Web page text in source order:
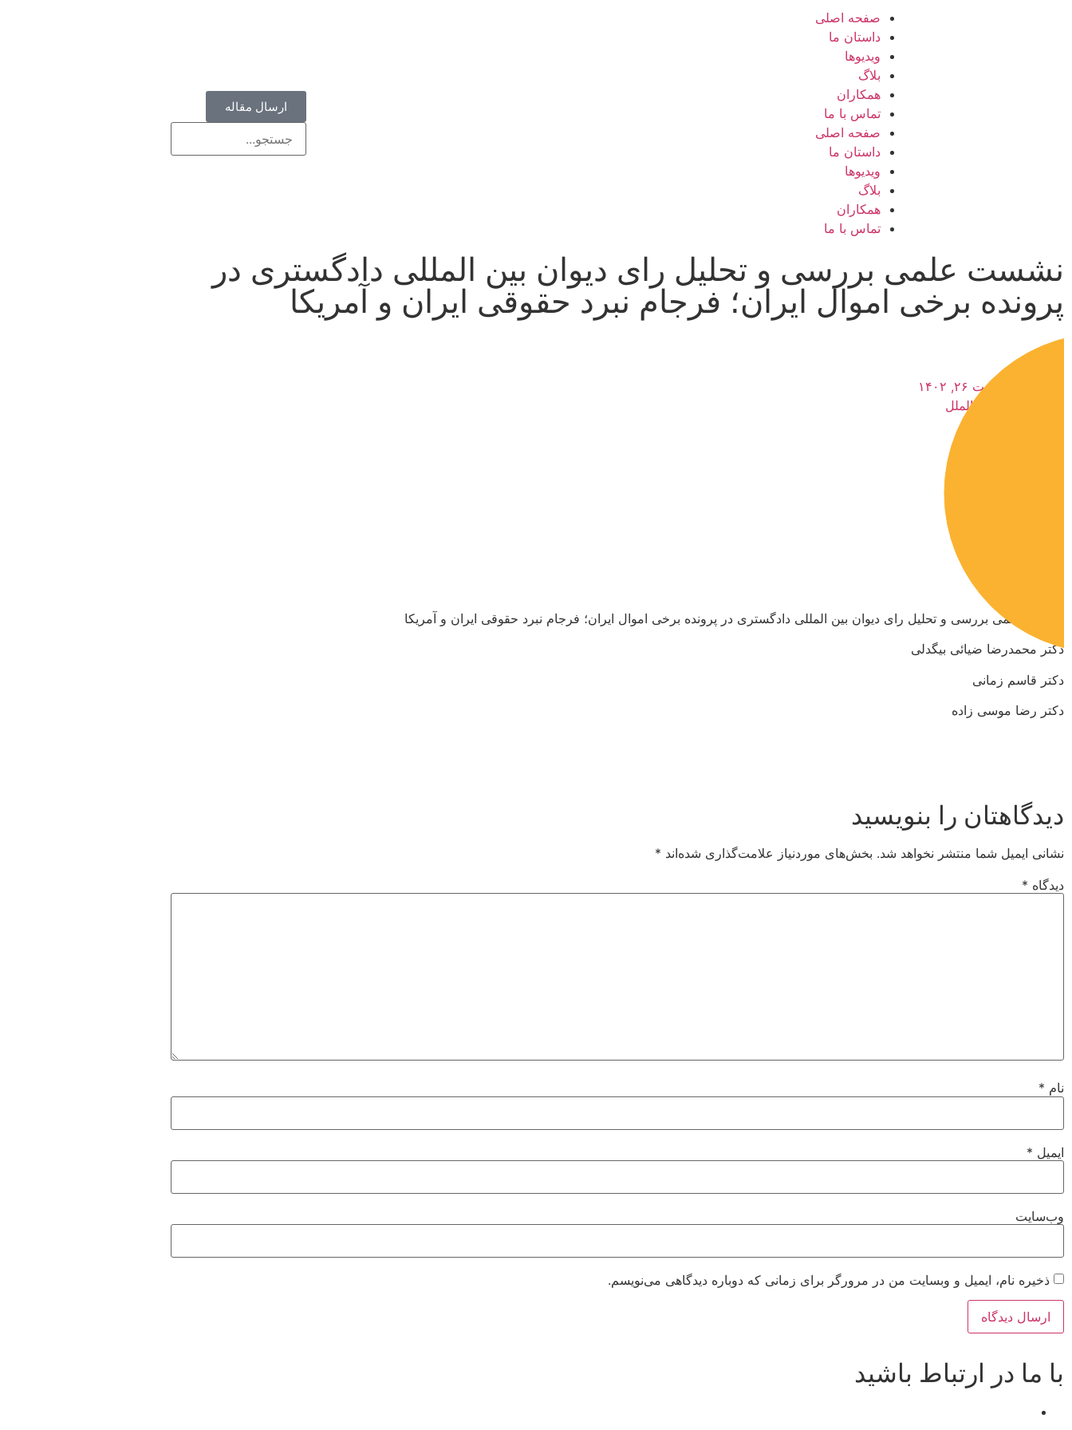
صفحه اصلی
داستان ما
ویدیوها
بلاگ
همکاران
تماس با ما
صفحه اصلی
داستان ما
ویدیوها
بلاگ
همکاران
تماس با ما
ارسال مقاله
نشست علمی بررسی و تحلیل رای دیوان بین المللی دادگستری در
پرونده برخی اموال ایران؛ فرجام نبرد حقوقی ایران و آمریکا
اردیبهشت ۲۶, ۱۴۰۲
حقوق بین‌الملل
نشست علمی بررسی و تحلیل رای دیوان بین المللی دادگستری در پرونده برخی اموال ایران؛ فرجام نبرد حقوقی ایران و آمریکا
دکتر محمدرضا ضیائی بیگدلی
دکتر قاسم زمانی
دکتر رضا موسی زاده
دیدگاهتان را بنویسید
نشانی ایمیل شما منتشر نخواهد شد. بخش‌های موردنیاز علامت‌گذاری شده‌اند *
دیدگاه *
نام *
ایمیل *
وب‌سایت
ذخیره نام، ایمیل و وبسایت من در مرورگر برای زمانی که دوباره دیدگاهی می‌نویسم.
با ما در ارتباط باشید